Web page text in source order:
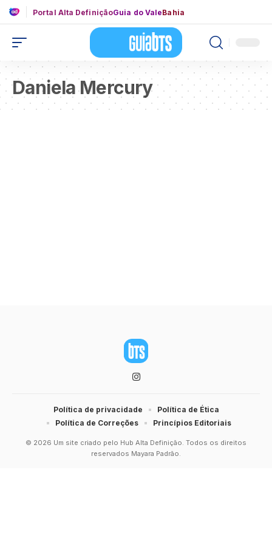
Portal Alta DefiniçãoGuia do ValeBahia
Daniela Mercury
© 2026 Um site criado pelo Hub Alta Definição. Todos os direitos
reservados Mayara Padrão.
Política de privacidade
Política de Ética
Política de Correções
Princípios Editoriais